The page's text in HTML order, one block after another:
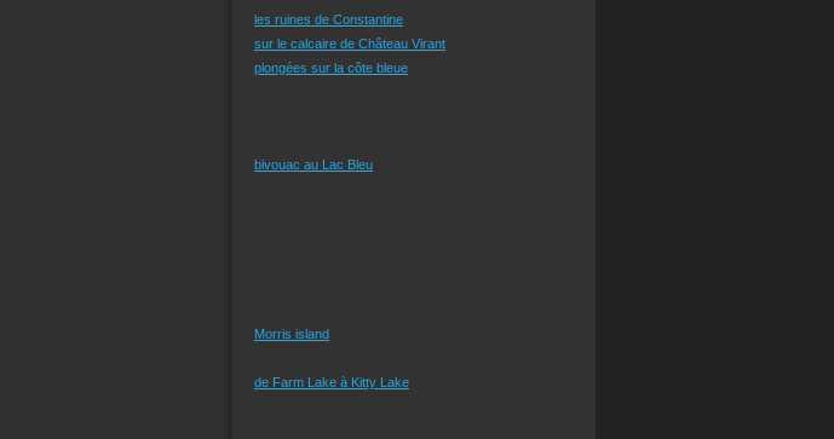
les ruines de Constantine
sur le calcaire de Château Virant
plongées sur la côte bleue
bivouac au Lac Bleu
Morris island
de Farm Lake à Kitty Lake